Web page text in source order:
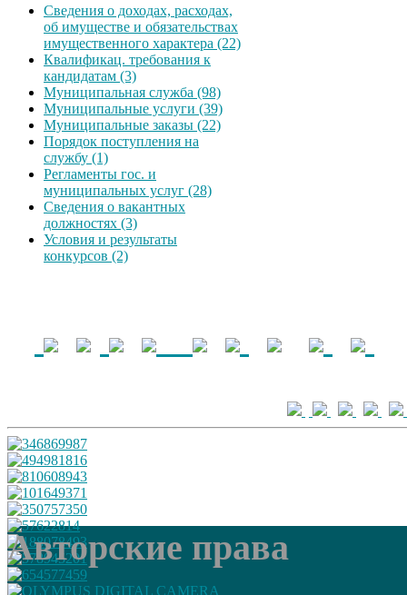
Сведения о доходах, расходах,
об имуществе и обязательствах
имущественного характера (22)
Квалификац. требования к
кандидатам (3)
Муниципальная служба (98)
Муниципальные услуги (39)
Муниципальные заказы (22)
Порядок поступления на
службу (1)
Регламенты гос. и
муниципальных услуг (28)
Сведения о вакантных
должностях (3)
Условия и результаты
конкурсов (2)
Авторские права